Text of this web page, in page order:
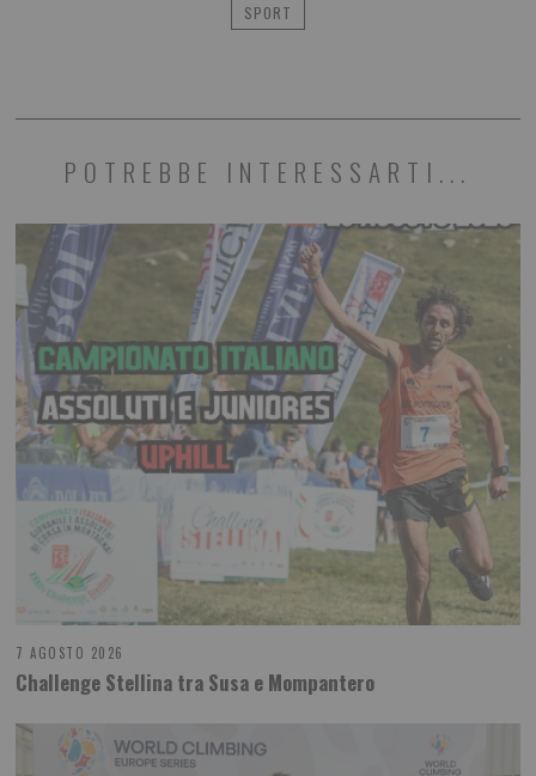
SPORT
POTREBBE INTERESSARTI...
7 AGOSTO 2026
Challenge Stellina tra Susa e Mompantero